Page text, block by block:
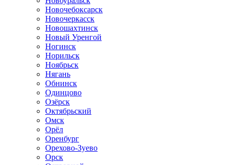
Новочебоксарск
Новочеркасск
Новошахтинск
Новый Уренгой
Ногинск
Норильск
Ноябрьск
Нягань
Обнинск
Одинцово
Озёрск
Октябрьский
Омск
Орёл
Оренбург
Орехово-Зуево
Орск